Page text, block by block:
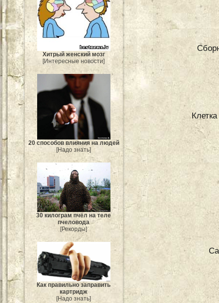
Хитрый женский мозг
[Интересные новости]
20 способов влияния на людей
[Надо знать]
30 килограм пчёл на теле
пчеловода
[Рекорды]
Как правильно заправить
картридж
[Надо знать]